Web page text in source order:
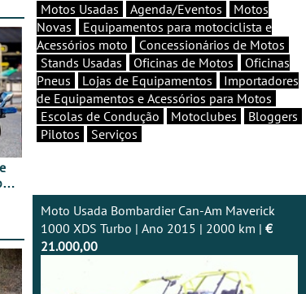
Motos Usadas Agenda/Eventos
Motos
Novas
Equipamentos para motociclista e
Acessórios moto
Concessionários de Motos
Stands Usadas
Oficinas de Motos
Oficinas
Pneus
Lojas de Equipamentos
Importadores
de Equipamentos e Acessórios para Motos
Escolas de Condução
Motoclubes
Bloggers
Pilotos
Serviços
Moto Usada Bombardier Can-Am Maverick
1000 XDS Turbo | Ano 2015 | 2000 km | €
21.000,00